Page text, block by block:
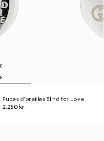
Puces d’oreilles Blind for Love
2.250 kr.